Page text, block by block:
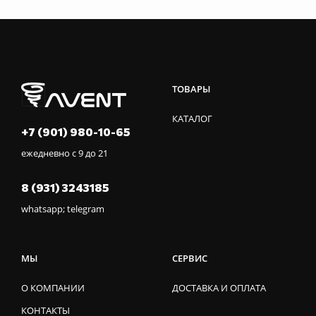
+7 (901) 980-10-65
ежедневно с 9 до 21
8 (931) 3243185
whatsapp; telegram
ТОВАРЫ
КАТАЛОГ
МЫ
О КОМПАНИИ
КОНТАКТЫ
СЕРВИС
ДОСТАВКА И ОПЛАТА